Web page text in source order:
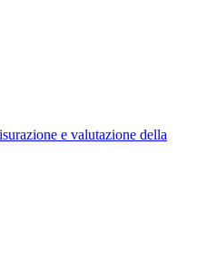
e valutazione della